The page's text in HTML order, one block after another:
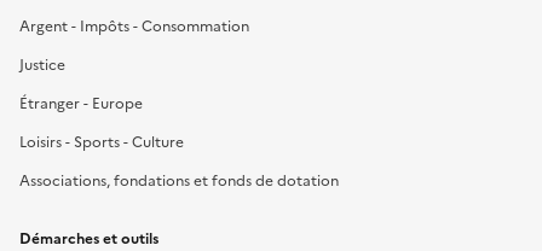
Argent - Impôts - Consommation
Justice
Étranger - Europe
Loisirs - Sports - Culture
Associations, fondations et fonds de dotation
Démarches et outils